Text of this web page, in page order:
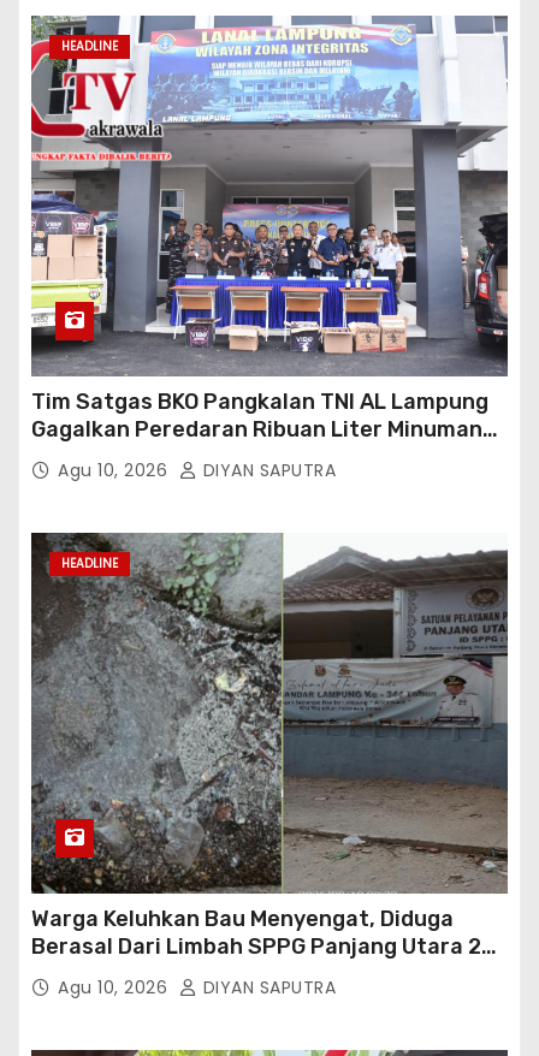
HEADLINE
Tim Satgas BKO Pangkalan TNI AL Lampung
Gagalkan Peredaran Ribuan Liter Minuman
Keras Ilegal Di Pelabuhan Bakauheni
Agu 10, 2026 DIYAN SAPUTRA
HEADLINE
Warga Keluhkan Bau Menyengat, Diduga
Berasal Dari Limbah SPPG Panjang Utara 2
Bandar Lampung
Agu 10, 2026 DIYAN SAPUTRA